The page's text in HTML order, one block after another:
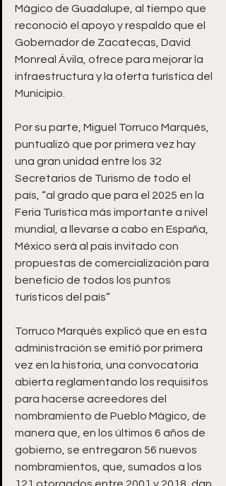
Mágico de Guadalupe, al tiempo que
reconoció el apoyo y respaldo que el
Gobernador de Zacatecas, David
Monreal Ávila, ofrece para mejorar la
infraestructura y la oferta turística del
Municipio.
Por su parte, Miguel Torruco Marqués,
puntualizó que por primera vez hay
una gran unidad entre los 32
Secretarios de Turismo de todo el
país, “al grado que para el 2025 en la
Feria Turística más importante a nivel
mundial, a llevarse a cabo en España,
México será al país invitado con
propuestas de comercialización para
beneficio de todos los puntos
turísticos del país”
Torruco Marqués explicó que en esta
administración se emitió por primera
vez en la historia, una convocatoria
abierta reglamentando los requisitos
para hacerse acreedores del
nombramiento de Pueblo Mágico, de
manera que, en los últimos 6 años de
gobierno, se entregaron 56 nuevos
nombramientos, que, sumados a los